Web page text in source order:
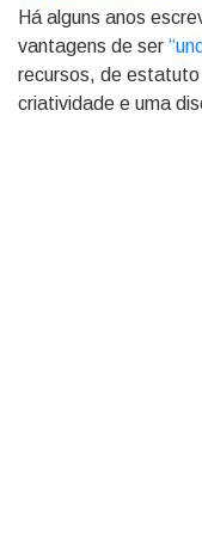
Há alguns anos
vantagens de ser
recursos, de
criatividade e uma